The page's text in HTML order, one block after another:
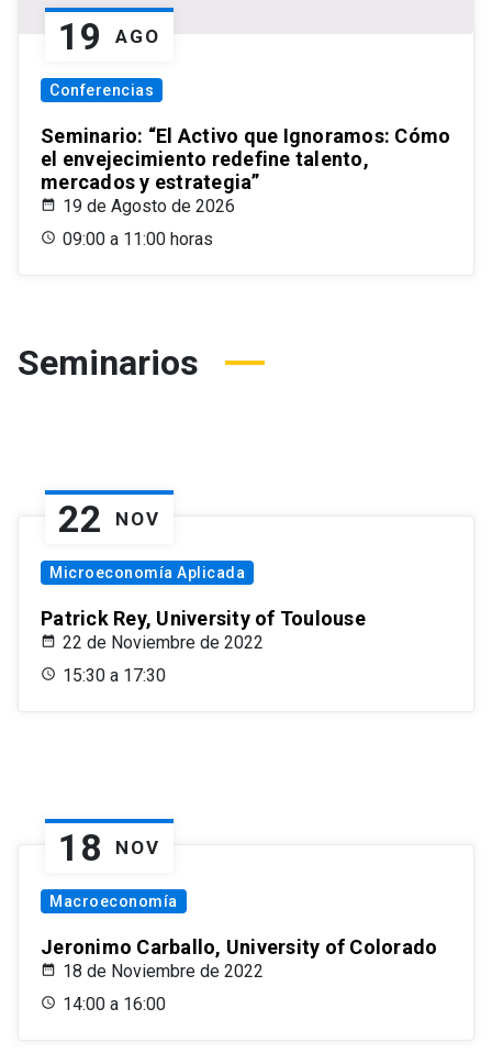
19 AGO
Conferencias
Seminario: “El Activo que Ignoramos: Cómo
el envejecimiento redefine talento,
mercados y estrategia”
19 de Agosto de 2026
09:00 a 11:00 horas
Seminarios
22 NOV
Microeconomía Aplicada
Patrick Rey, University of Toulouse
22 de Noviembre de 2022
15:30 a 17:30
18 NOV
Macroeconomía
Jeronimo Carballo, University of Colorado
18 de Noviembre de 2022
14:00 a 16:00